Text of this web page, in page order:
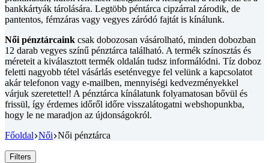
bankkártyák tárolására. Legtöbb péntárca cipzárral zárodik, de
pantentos, fémzáras vagy vegyes záródó fajtát is kínálunk.
Női pénztárcaink csak dobozosan vásárolható, minden dobozban
12 darab vegyes színű pénztárca található. A termék színosztás és
méreteit a kiválasztott termék oldalán tudsz informálódni. Tíz doboz
feletti nagyobb tétel vásárlás eseténvegye fel velünk a kapcsolatot
akár telefonon vagy e-mailben, mennyiségi kedvezményekkel
várjuk szeretettel! A pénztárca kínálatunk folyamatosan bővül és
frissül, így érdemes időről időre visszalátogatni webshopunkba,
hogy le ne maradjon az újdonságokról.
Főoldal Női Női pénztárca
Filters